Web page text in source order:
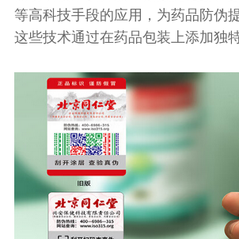
等高科技手段的应用，为药品防伪
这些技术通过在药品包装上添加独